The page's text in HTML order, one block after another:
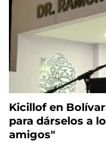
Kicillof en
para dárselos a
amigos"